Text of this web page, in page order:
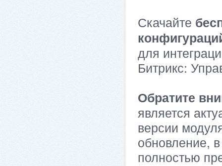
Скачайте
для
Битрикс:
Обратите
является
версии
обновление,
полностью